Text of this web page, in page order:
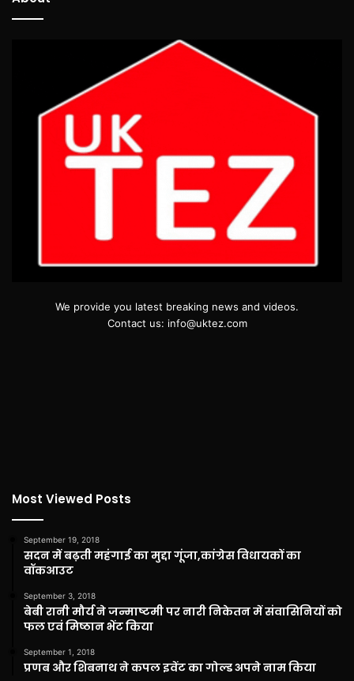
We provide you latest breaking news and videos.
Contact us: info@uktez.com
Most Viewed Posts
September 19, 2018
सदन में बढ़ती महंगाई का मुद्दा गूंजा,कांग्रेस विधायकों का
वॉकआउट
September 3, 2018
बेबी रानी मौर्य ने जन्माष्टमी पर नारी निकेतन में संवासिनियों को
फल एवं मिष्ठान भेंट किया
September 1, 2018
प्रणब और शिबनाथ ने कपल इवेंट का गोल्ड अपने नाम किया